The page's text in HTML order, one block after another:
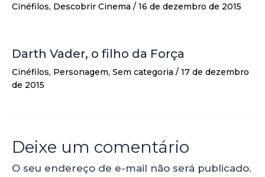
Cinéfilos, Descobrir Cinema / 16 de dezembro de 2015
Darth Vader, o filho da Força
Cinéfilos, Personagem, Sem categoria / 17 de dezembro
de 2015
Deixe um comentário
O seu endereço de e-mail não será publicado.